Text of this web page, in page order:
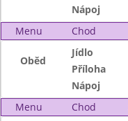
Nápoj
Menu
Chod
Oběd
Jídlo
Příloha
Nápoj
Menu
Chod